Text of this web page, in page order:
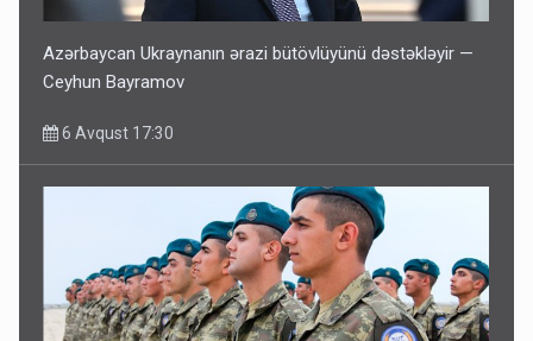
Azərbaycan Ukraynanın ərazi bütövlüyünü dəstəkləyir —
Ceyhun Bayramov
6 Avqust 17:30